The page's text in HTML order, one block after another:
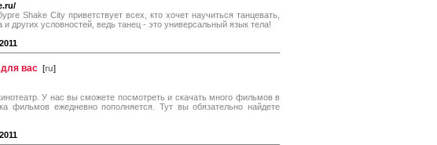
Shake City приветствует всех, кто хочет научиться танцевать,
и других условностей, ведь танец - это универсальный язык тела!
вас [ru]
У нас вы сможете посмотреть и скачать много фильмов в
фильмов ежедневно пополняется. Тут вы обязательно найдете